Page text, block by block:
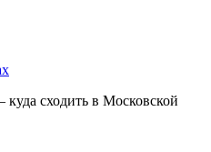
сходить в Московской